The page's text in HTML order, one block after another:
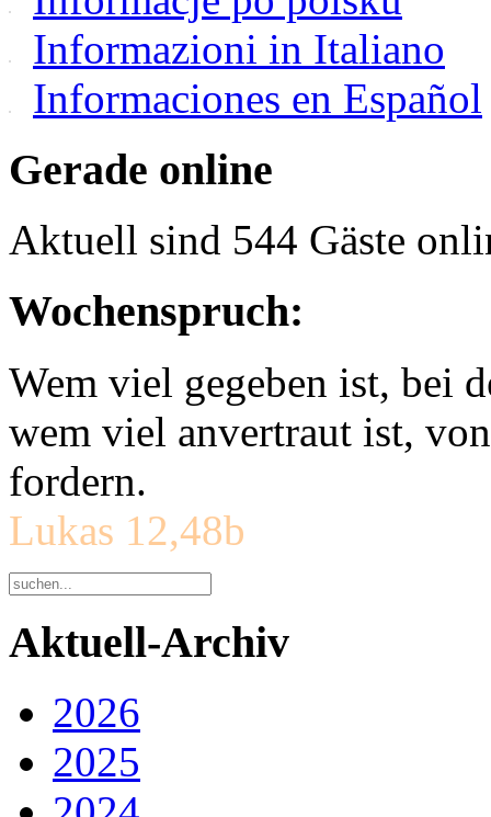
Informazioni in Italiano
Informaciones en Español
Gerade online
Aktuell sind 544 Gäste
Wochenspruch:
Wem viel gegeben ist, bei
wem viel anvertraut ist,
fordern.
Lukas 12,48b
Aktuell-Archiv
2026
2025